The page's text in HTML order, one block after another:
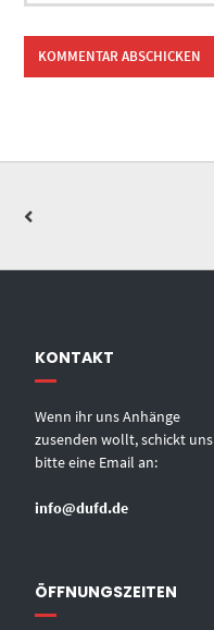
KONTAKT
Wenn ihr uns Anhänge
zusenden wollt, schickt uns
bitte eine Email an:
info@dufd.de
ÖFFNUNGSZEITEN